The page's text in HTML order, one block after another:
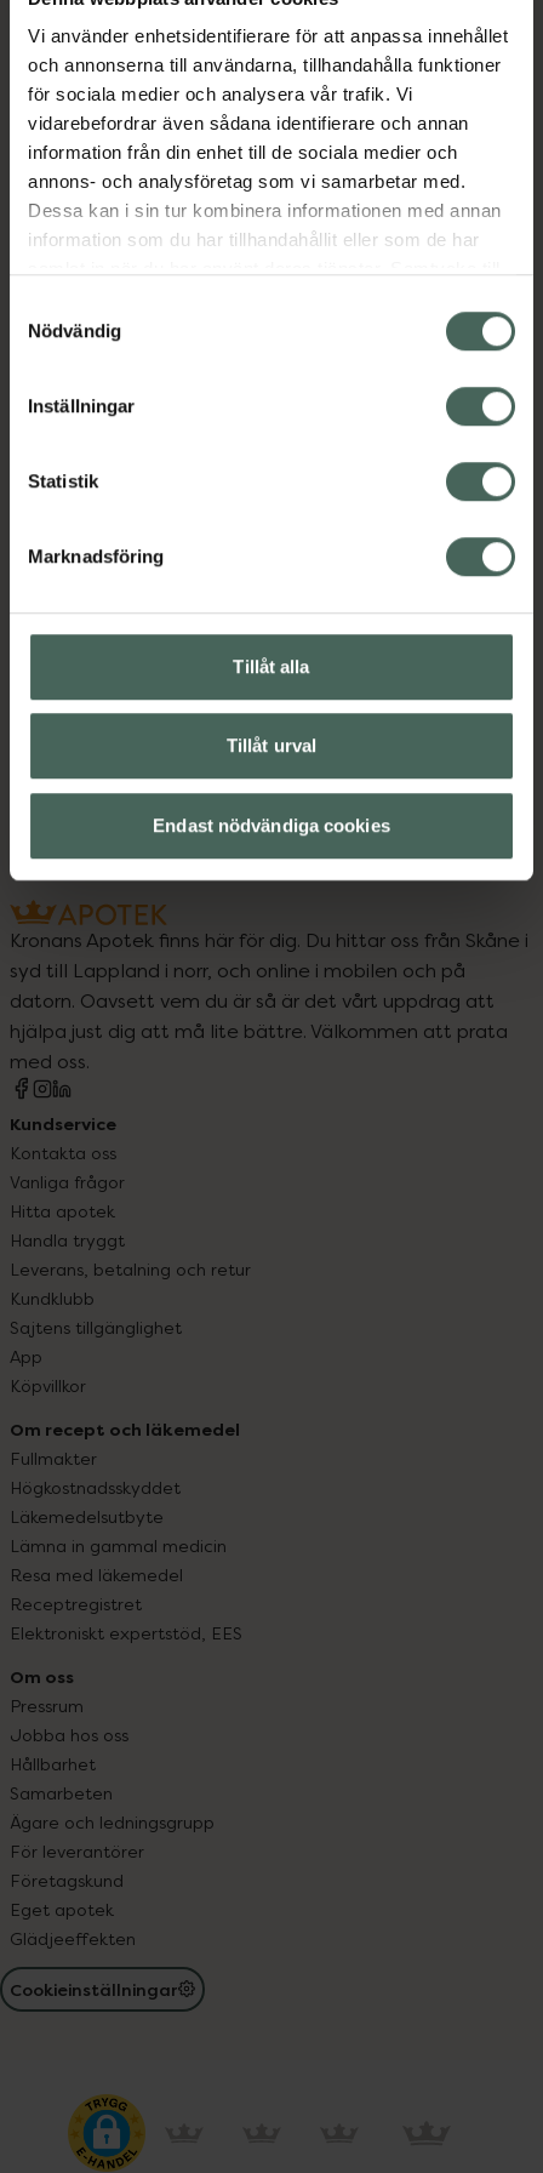
Vi använder enhetsidentifierare för att anpassa innehållet
och annonserna till användarna, tillhandahålla funktioner
för sociala medier och analysera vår trafik. Vi
vidarebefordrar även sådana identifierare och annan
information från din enhet till de sociala medier och
annons- och analysföretag som vi samarbetar med.
Dessa kan i sin tur kombinera informationen med annan
information som du har tillhandahållit eller som de har
återkalla ditt samtycke via webbplatsens
cookieinställningar. Ett återkallat samtycke påverkar inte
lagligheten av behandling som skett innan återkallelsen.
Nödvändig
Inställningar
Statistik
Marknadsföring
Tillåt alla
Tillåt urval
Endast nödvändiga cookies
Oljan framställs unik process där laxens
värdefulla antioxidant astaxantin och
Omega-3-fettsyror bevaras. 1 gram laxolja
innehåller >85 mg EPA, DHA, DPA och 6 mcg
astaxanin.
Jämförpris 363,33 kr/l
EAN:07350004661961
Visa
Innehåll Visa
Instruktioner Visa
Upptäck flera produkter inom
Kosttillskott till djur
Kronans Apotek finns här för dig. Du hittar oss från Skåne i
syd till Lappland i norr, och online i mobilen och på
datorn. Oavsett vem du är så är det vårt uppdrag att
hjälpa just dig att må lite bättre. Välkommen att prata
med oss.
Kundservice
Kontakta oss
Vanliga frågor
Hitta apotek
Handla tryggt
Leverans, betalning och retur
Kundklubb
Sajtens tillgänglighet
App
Köpvillkor
Om recept och läkemedel
Fullmakter
Högkostnadsskyddet
Läkemedelsutbyte
Lämna in gammal medicin
Resa med läkemedel
Receptregistret
Elektroniskt expertstöd, EES
Om oss
Pressrum
Jobba hos oss
Hållbarhet
Samarbeten
Ägare och ledningsgrupp
För leverantörer
Företagskund
Eget apotek
Glädjeeffekten
Cookieinställningar